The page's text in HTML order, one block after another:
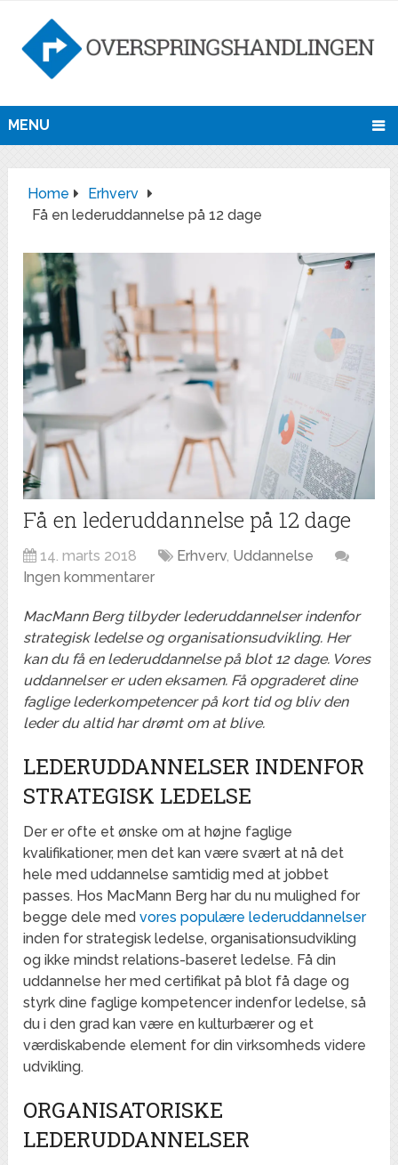
MENU
Home
Erhverv
Få en lederuddannelse på 12 dage
Få en lederuddannelse på 12 dage
14. marts 2018 Erhverv, Uddannelse
Ingen kommentarer
MacMann Berg tilbyder lederuddannelser indenfor
strategisk ledelse og organisationsudvikling. Her
kan du få en lederuddannelse på blot 12 dage. Vores
uddannelser er uden eksamen. Få opgraderet dine
faglige lederkompetencer på kort tid og bliv den
leder du altid har drømt om at blive.
LEDERUDDANNELSER INDENFOR
STRATEGISK LEDELSE
Der er ofte et ønske om at højne faglige
kvalifikationer, men det kan være svært at nå det
hele med uddannelse samtidig med at jobbet
passes. Hos MacMann Berg har du nu mulighed for
begge dele medvores populære lederuddannelser
inden for strategisk ledelse, organisationsudvikling
og ikke mindst relations-baseret ledelse. Få din
uddannelse her med certifikat på blot få dage og
styrk dine faglige kompetencer indenfor ledelse, så
du i den grad kan være en kulturbærer og et
værdiskabende element for din virksomheds videre
udvikling.
ORGANISATORISKE
LEDERUDDANNELSER